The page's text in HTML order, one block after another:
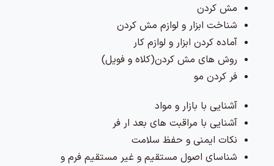
مش کردن
شناخت ابزار و لوازم مش کردن
آماده کردن ابزار و لوازم کار
روش های مش کردن(کلاه و فویل)
فر کردن مو
آشنایی با بازار و مواد
آشنایی با مراقبت های بعد ار فر
نکات ایمنی و حفظ سلامت
شناسای اصول مستقیم و غیر مستقیم فرم و